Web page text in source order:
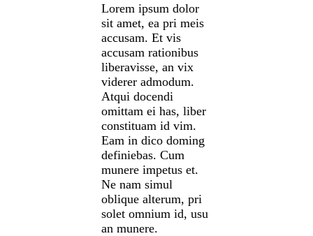
Lorem ipsum dolor
sit amet, ea pri meis
accusam. Et vis
accusam rationibus
liberavisse, an vix
viderer admodum.
Atqui docendi
omittam ei has, liber
constituam id vim.
Eam in dico doming
definiebas. Cum
munere impetus et.
Ne nam simul
oblique alterum, pri
solet omnium id, usu
an munere.